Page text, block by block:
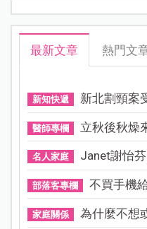
最新文章 熱門文
新知快遞 新北割頸案
醫師專欄 立秋後秋燥
名人家庭 Janet謝怡
部落客專欄 不買手機
家庭關係 為什麼不想